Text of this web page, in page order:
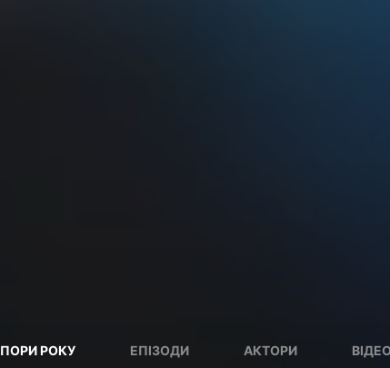
ПОРИ РОКУ ЕПІЗОДИ АКТОРИ ВІДЕО